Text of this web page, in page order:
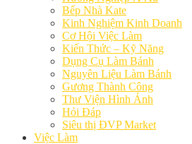
Bếp Nhà Kate
Kinh Nghiệm Kinh Doanh
Cơ Hội Việc Làm
Kiến Thức – Kỹ Năng
Dụng Cụ Làm Bánh
Nguyên Liệu Làm Bánh
Gương Thành Công
Thư Viện Hình Ảnh
Hỏi Đáp
Siêu thị ĐVP Market
Việc Làm